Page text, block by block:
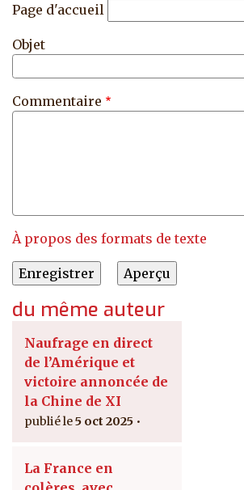
Page d'accueil
Objet
Commentaire
À propos des formats de texte
du même auteur
Naufrage en direct
de l’Amérique et
victoire annoncée de
la Chine de XI
5 oct 2025
La France en